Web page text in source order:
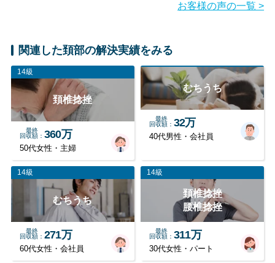
お客様の声の一覧 >
関連した頚部の解決実績をみる
14級
頚椎捻挫
最終
回収額
360万
50代女性・主婦
むちうち
最終
回収額
32万
40代男性・会社員
14級
むちうち
最終
回収額
271万
60代女性・会社員
14級
頚椎捻挫
腰椎捻挫
最終
回収額
311万
30代女性・パート